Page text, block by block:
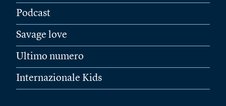
Podcast
Savage love
Ultimo numero
Internazionale Kids